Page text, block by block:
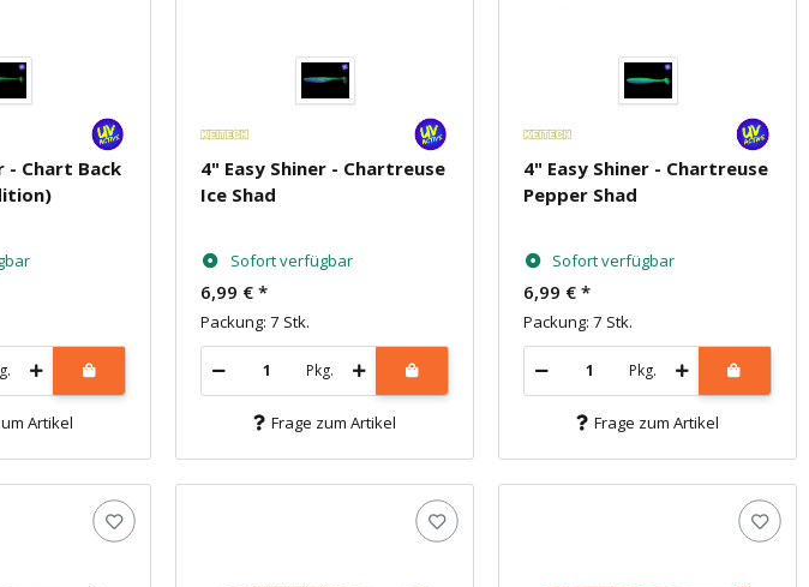
- Chart Back
Artikel
4" Easy Shiner - Chartreuse
Ice Shad
Sofort verfügbar
6,99 €*
Packung: 7 Stk.
Pkg.
Frage zum Artikel
4" Easy Shiner - Chartreuse
Pepper Shad
Sofort verfügbar
6,99 €*
Packung: 7 Stk.
Pkg.
Frage zum Artikel